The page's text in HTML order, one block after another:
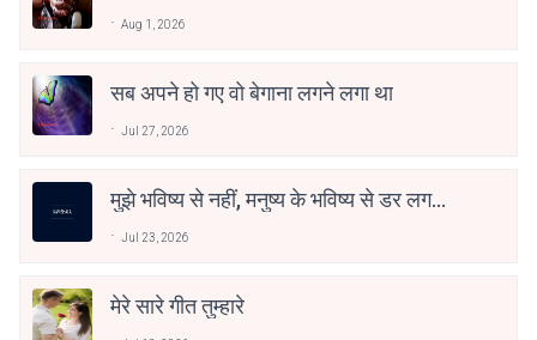
Aug 1, 2026
सब अपने हो गए वो बेगाना लगने लगा था
Jul 27, 2026
मुझे भविष्य से नहीं, मनुष्य के भविष्य से डर लगता
Jul 23, 2026
मेरे सारे गीत तुम्हारे